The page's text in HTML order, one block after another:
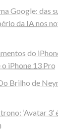
Google: das
da IA nos
do
iPhone 13 Pro
Brilho de
‘Avatar 3’